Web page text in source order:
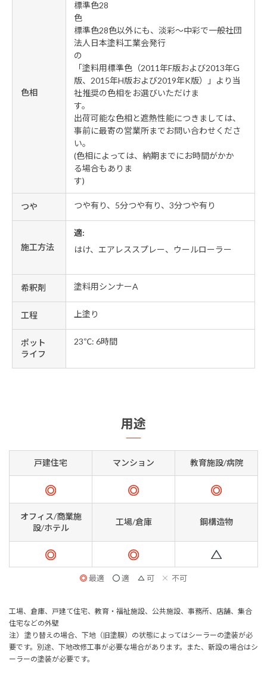
色相
標準色28
標準色28色以外にも、淡彩～中彩で一般社団
法人日本塗料工業会発行
「塗料用標準色（2011年F版および2013年G
版、2015年H版および2019年K版）」より当
社推奨の色相をお選びいただけま
出荷可能な色相と遮熱性能につきましては、
事前に最寄の営業所までお問い合わせくださ
い
(色相によっては、納期までにお時間がかか
る場合もありま
つや つや有り、5分つや有り、3分つや有り
施工方法
適:
はけ、エアレススプレー、ウールローラー
希釈剤 塗料用シンナーA
工程 上塗り
ポット
ライフ
23℃: 6時間
用途
戸建住宅 マンション 教育施設/病院
オフィス/商業施
設/ホテル
工場/倉庫 鋼構造物
最適 適 可 不可
工場、倉庫、戸建て住宅、教育・福祉施設、公共施設、事務所、店舗、集合
住宅などの外壁
注） 塗り替えの場合、下地（旧塗膜）の状態によってはシーラーの塗装が必
要です。別途、下地改修工事が必要な場合があります。また、新設の場合はシ
ーラーの塗装が必要です。